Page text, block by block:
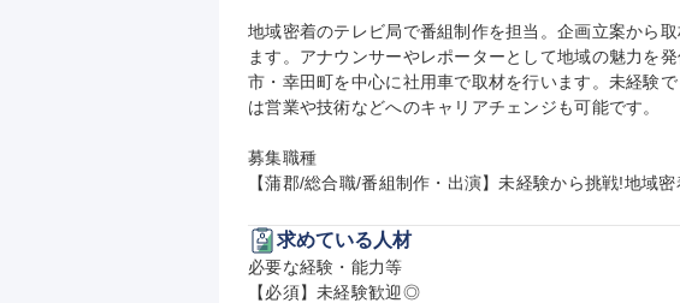
地域密着のテレビ局で番組制作を担当。企画立案から
ます。アナウンサーやレポーターとして地域の魅力を
市・幸田町を中心に社用車で取材を行います。未経験
は営業や技術などへのキャリアチェンジも可能です。
募集職種
【蒲郡/総合職/番組制作・出演】未経験から挑戦!地域
求めている人材
必要な経験・能力等
【必須】未経験歓迎◎